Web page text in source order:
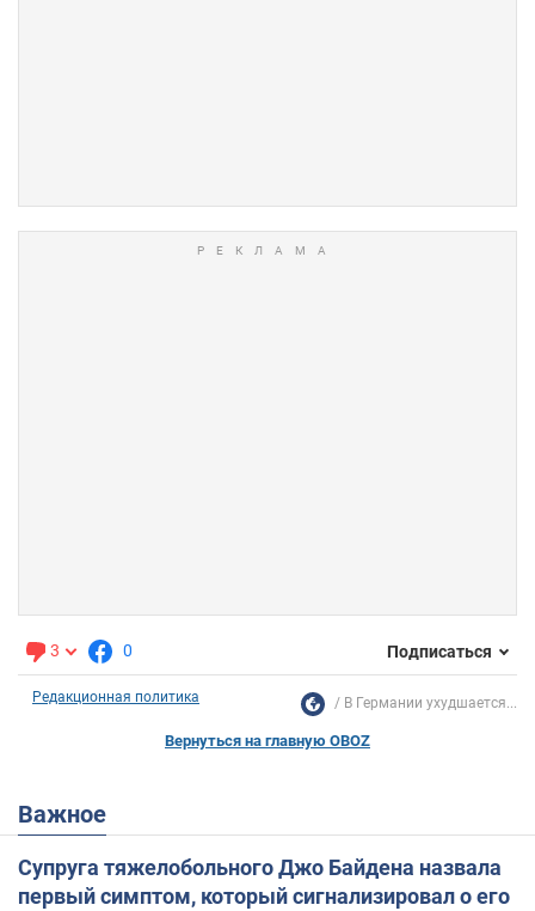
3 0 Подписаться
Редакционная политика В Германии ухудшается...
Вернуться на главную OBOZ
Важное
Супруга тяжелобольного Джо Байдена назвала
первый симптом, который сигнализировал о его